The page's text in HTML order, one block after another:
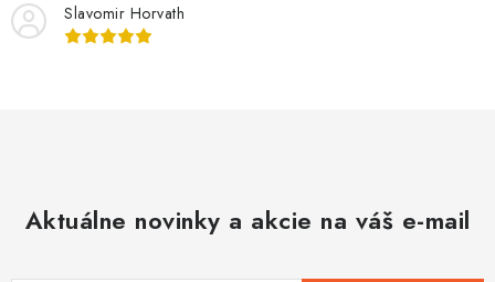
Slavomir Horvath
Aktuálne novinky a akcie na váš e-mail